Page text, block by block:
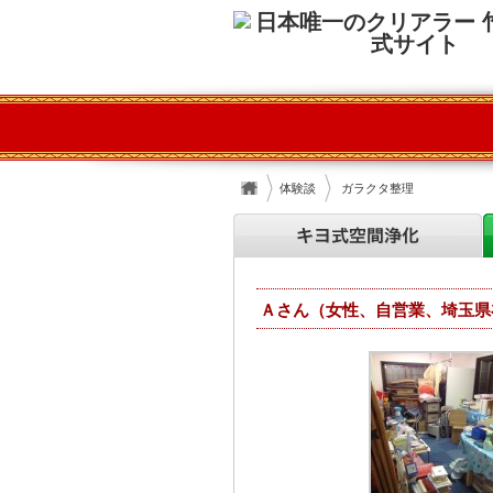
体験談 ガラクタ整理
Ａさん（女性、自営業、埼玉